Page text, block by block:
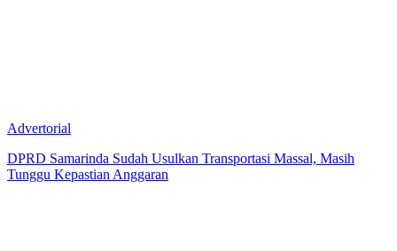
Advertorial
DPRD Samarinda Sudah Usulkan Transportasi Massal, Masih
Tunggu Kepastian Anggaran